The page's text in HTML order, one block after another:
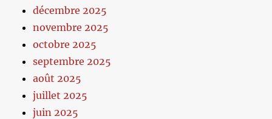
décembre 2025
novembre 2025
octobre 2025
septembre 2025
août 2025
juillet 2025
juin 2025